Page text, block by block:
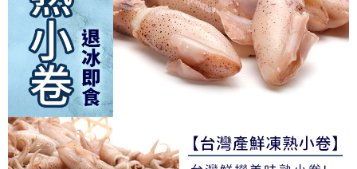
易，需依本服務之必要範圍內提供個人資料，並將交易相關給付款項請求債
權轉讓予恩沛科技股份有限公司。
２．關於個人資料處理事宜，請瀏覽以下網址：
https://aftee.tw/terms/#terms3
３．未成年的使用者請事先徵得法定代理人或監護人之同意方可使用
「AFTEE先享後付」，若未經同意申辦者引起之損失，本公司不負相關責
任。
４．使用「AFTEE先享後付」時，將依據個別帳號之用戶狀況，依本公司即
時審查核予不同之上限額度；若仍有額度不足之情形，本公司將視審查結果
請求用戶進行身份認證。
５．嚴禁一人註冊多個帳號或使用他人資訊註冊。若發現惡意使用之情形，